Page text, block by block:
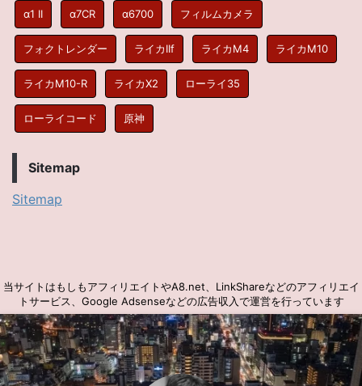
α1 II α7CR α6700 フィルムカメラ
フォクトレンダー ライカIIf ライカM4 ライカM10
ライカM10-R ライカX2 ローライ35
ローライコード 原神
Sitemap
Sitemap
当サイトはもしもアフィリエイトやA8.net、LinkShareなどのアフィリエイ
トサービス、Google Adsenseなどの広告収入で運営を行っています